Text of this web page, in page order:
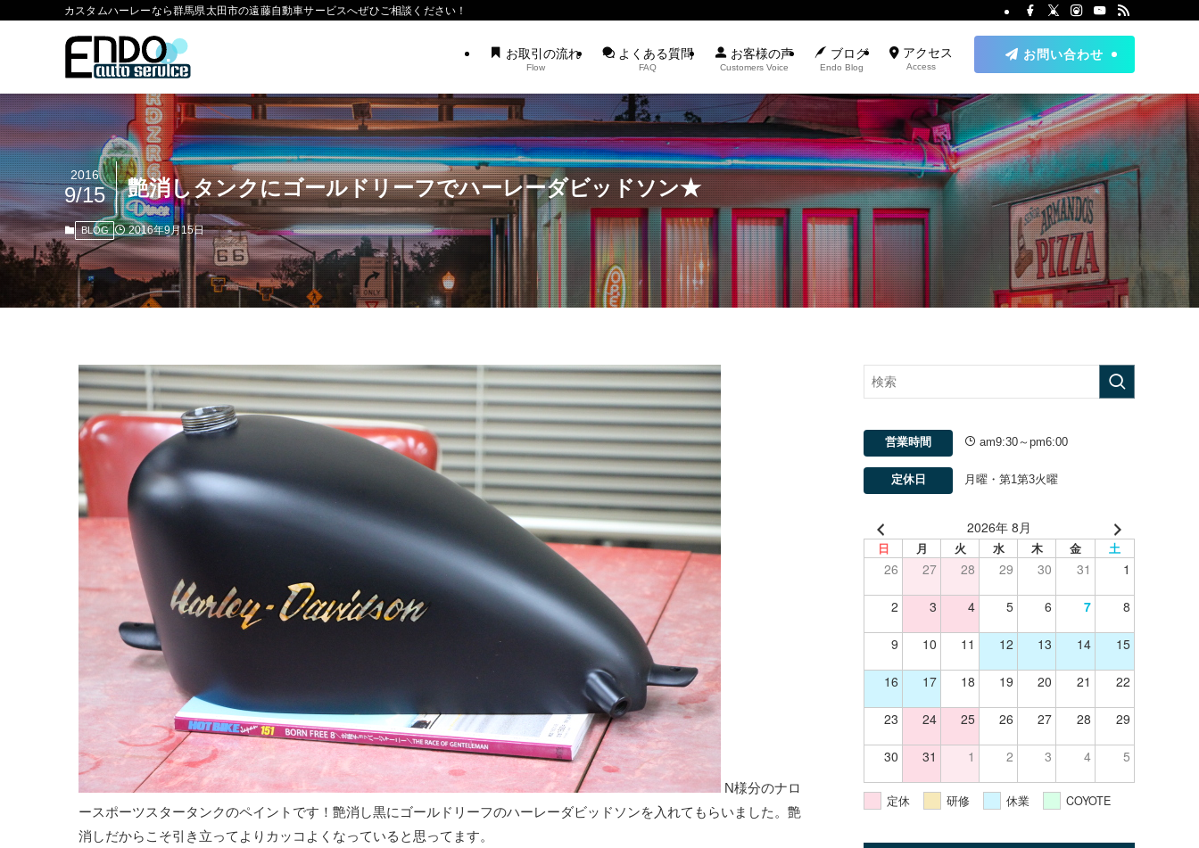
カスタムハーレーなら群馬県太田市の遠藤自動車サービスへぜひご相談ください！
お取引の流れ
Flow
よくある質問
FAQ
お客様の声
Customers Voice
ブログ
Endo Blog
アクセス
Access
お問い合わせ
艶消しタンクにゴールドリーフでハーレーダビッドソン★
2016
9/15
BLOG 2016年9月15日
N様分のナロ
ースポーツスタータンクのペイントです！艶消し黒にゴールドリーフのハーレーダビッドソンを入れてもらいました。艶
消しだからこそ引き立ってよりカッコよくなっていると思ってます。
営業時間 am9:30～pm6:00
定休日 月曜・第1第3火曜
2026年 8月
日 月 火 水 木 金 土
26 27 28 29 30 31 1
2 3 4 5 6 7 8
9 10 11 12 13 14 15
16 17 18 19 20 21 22
23 24 25 26 27 28 29
30 31 1 2 3 4 5
定休 研修 休業 COYOTE